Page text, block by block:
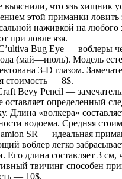
что язь хищник
этой приманки
наживкой на любого
при ловле язя.
Bug Eye — воблеры
(май—июль). Модель
3-D глазом.
стоимость — 8$.
Bevy Pencil —
оставляет определенный
Длина «волкера»
водоема. Средняя
SR — идеальная
воблер легко
Его длина составляет 3 см,
твичинг способен
— 10$.